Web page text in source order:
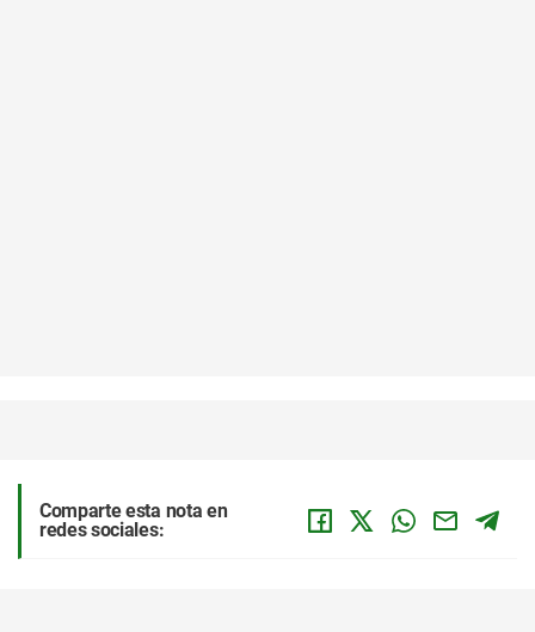
Comparte esta nota en
redes sociales: